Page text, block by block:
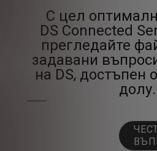
С цел
DS Connected
прегледайте
задавани
на DS, достъпен
долу.